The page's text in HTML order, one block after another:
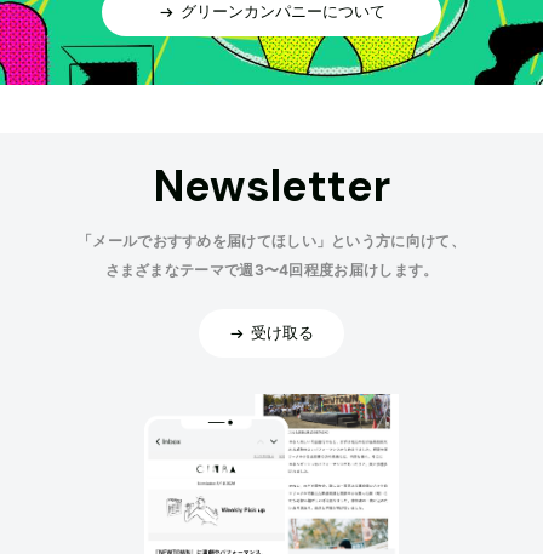
グリーンカンパニーについて
Newsletter
「メールでおすすめを届けてほしい」という方に向けて、
さまざまなテーマで週3〜4回程度お届けします。
受け取る